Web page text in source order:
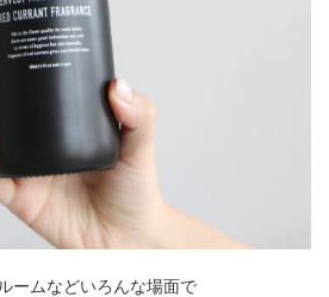
ームなどいろんな場面で